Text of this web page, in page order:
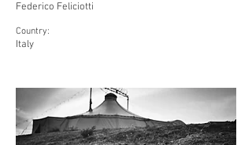
Federico Feliciotti
Country:
Italy